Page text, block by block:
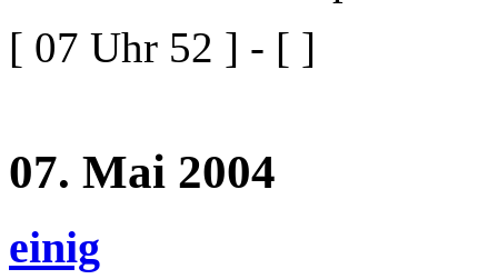
[ 07 Uhr 52 ] - [ ]
07. Mai 2004
einig